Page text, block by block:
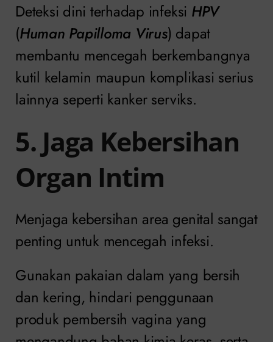
Deteksi dini terhadap infeksi HPV
(Human Papilloma Virus) dapat
membantu mencegah berkembangnya
kutil kelamin maupun komplikasi serius
lainnya seperti kanker serviks.
5. Jaga Kebersihan
Organ Intim
Menjaga kebersihan area genital sangat
penting untuk mencegah infeksi.
Gunakan pakaian dalam yang bersih
dan kering, hindari penggunaan
produk pembersih vagina yang